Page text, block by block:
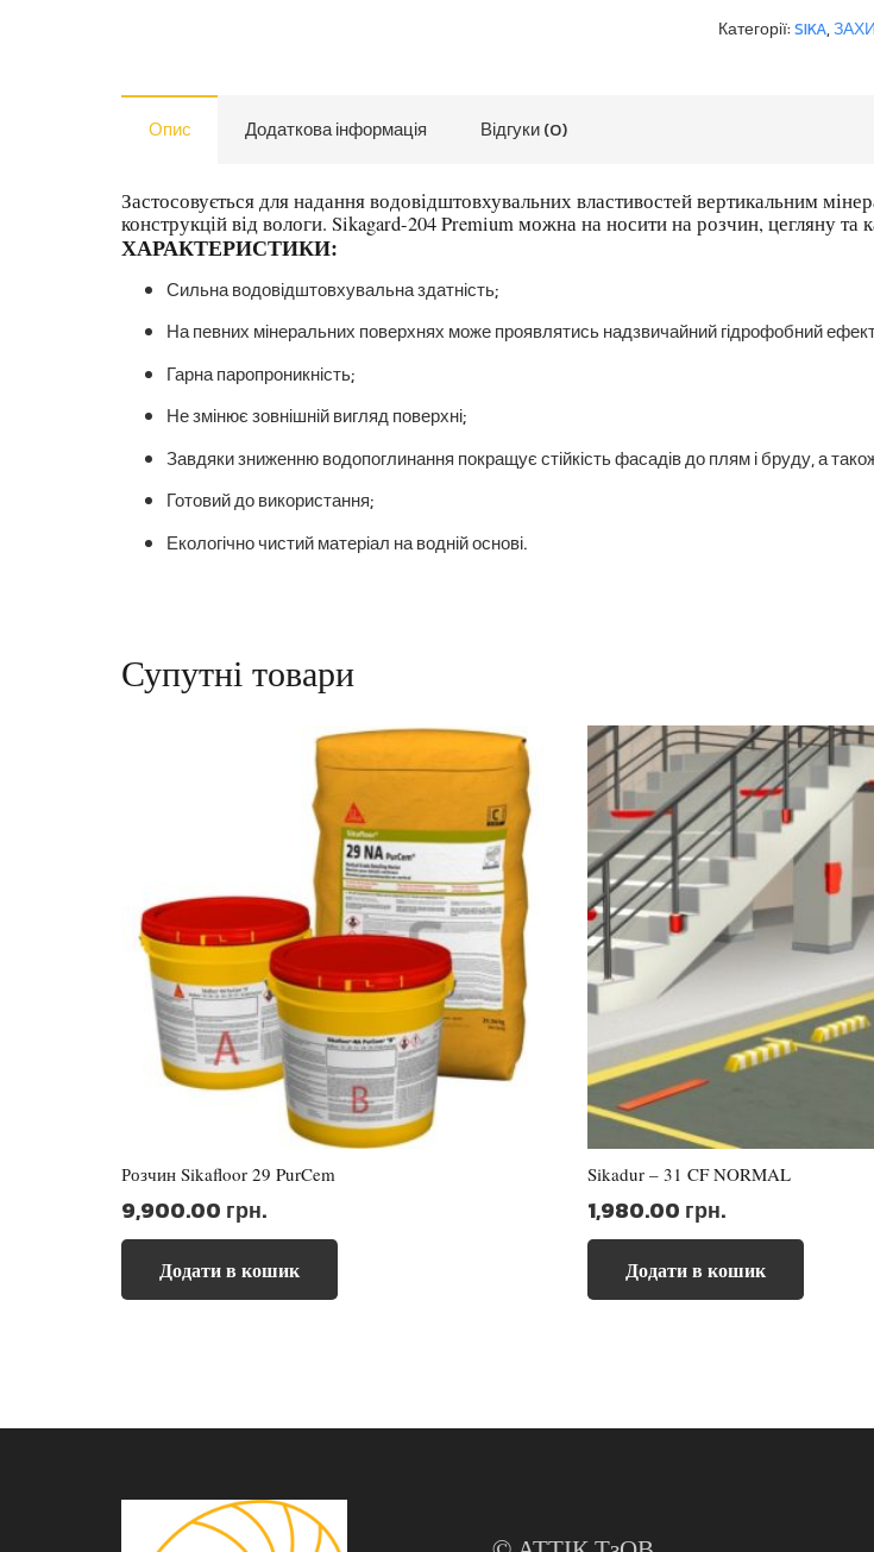
Категорії:SIKA,
Опис Додаткова інформація Відгуки (0)
Застосовується для надання водовідштовхувальних властивостей вертикальним
конструкцій від вологи. Sikagard-204 Premium можна на носити на розчин, цегляну та
ХАРАКТЕРИСТИКИ:
Сильна водовідштовхувальна здатність;
На певних мінеральних поверхнях може проявлятись надзвичайний гідрофобний
Гарна паропроникність;
Не змінює зовнішній вигляд поверхні;
Завдяки зниженню водопоглинання покращує стійкість фасадів до плям і бруду, а
Готовий до використання;
Екологічно чистий матеріал на водній основі.
Супутні товари
Розчин Sikafloor 29 PurCem
9,900.00 грн.
Додати в кошик
Sikadur – 31 CF NORMAL
1,980.00 грн.
Додати в кошик